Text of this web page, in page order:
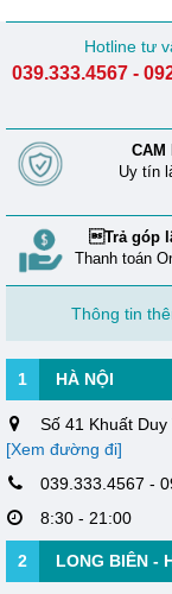
Hotline tư
039.333.4567 -
CAM
Uy tín
Trả góp
Thanh toán
Thông tin
1 HÀ NỘI
Số 41 Khuất
[Xem đường đi]
039.333.4567 -
8:30 - 21:00
2 LONG BIÊN -